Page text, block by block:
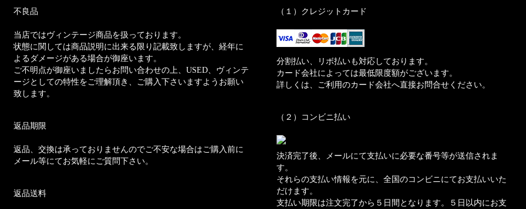
不良品
当店ではヴィンテージ商品を扱っております。
状態に関しては商品説明に出来る限り記載致しますが、経年に
よるダメージがある場合が御座います。
ご不明点が御座いましたらお問い合わせの上、USED、ヴィンテ
ージとしての特性をご理解頂き、ご購入下さいますようお願い
致します。
返品期限
返品、交換は承っておりませんのでご不安な場合はご購入前に
メール等にてお気軽にご質問下さい。
返品送料
（１）クレジットカード
分割払い、リボ払いも対応しております。
カード会社によっては最低限度額がございます。
詳しくは、ご利用のカード会社へ直接お問合せください。
（２）コンビニ払い
決済完了後、メールにて支払いに必要な番号等が送信されま
す。
それらの支払い情報を元に、全国のコンビニにてお支払いいた
だけます。
支払い期限は注文完了から５日間となります。５日以内にお支